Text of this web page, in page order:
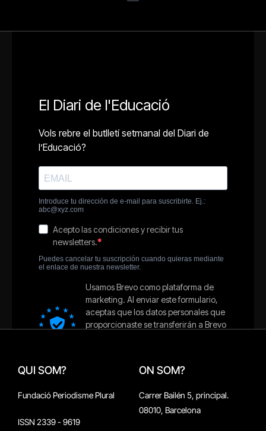
QUI SOM?
Fundació Periodisme Plural
ISSN 2339 - 9619
ON SOM?
Carrer Bailén 5, principal.
08010, Barcelona